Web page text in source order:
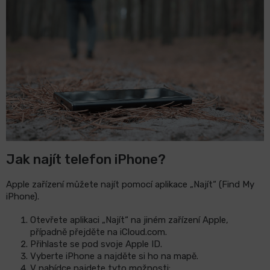
Příslušenství
Značky
Jak najít telefon iPhone?
Apple zařízení můžete najít pomocí aplikace „Najít“ (Find My
iPhone).
Otevřete aplikaci „Najít“ na jiném zařízení Apple,
případně přejděte na iCloud.com.
Přihlaste se pod svoje Apple ID.
Vyberte iPhone a najděte si ho na mapě.